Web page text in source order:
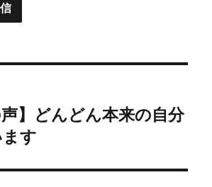
声】どんどん本来の自分
す